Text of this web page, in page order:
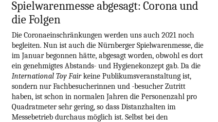
Spielwarenmesse abgesagt: Corona und
die Folgen
Die Coronaeinschränkungen werden uns auch 2021 noch
begleiten. Nun ist auch die Nürnberger Spielwarenmesse, die
im Januar begonnen hätte, abgesagt worden, obwohl es dort
ein genehmigtes Abstands- und Hygienekonzept gab. Da die
International Toy Fairkeine Publikumsveranstaltung ist,
sondern nur Fachbesucherinnen und -besucher Zutritt
haben, ist schon in normalen Jahren die Personenzahl pro
Quadratmeter sehr gering, so dass Distanzhalten im
Messebetrieb durchaus möglich ist. Selbst bei den